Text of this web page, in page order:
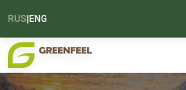
RUS ENG